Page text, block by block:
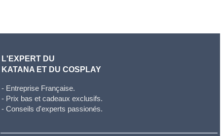
L'EXPERT DU
KATANA ET DU COSPLAY
- Entreprise Française.
- Prix bas et cadeaux exclusifs.
- Conseils d'experts passionés.